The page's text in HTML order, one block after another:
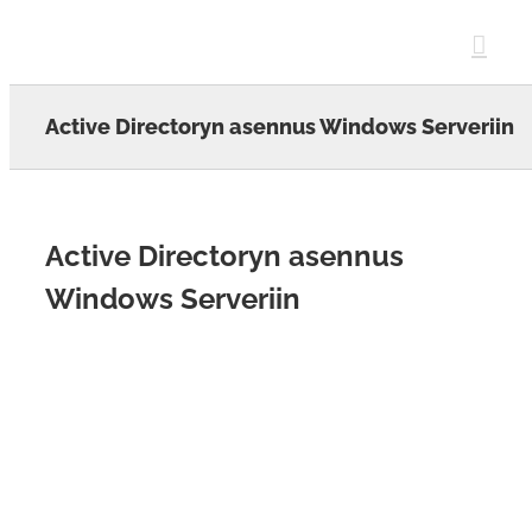
Active Directoryn asennus Windows Serveriin
Active Directoryn asennus
Windows Serveriin